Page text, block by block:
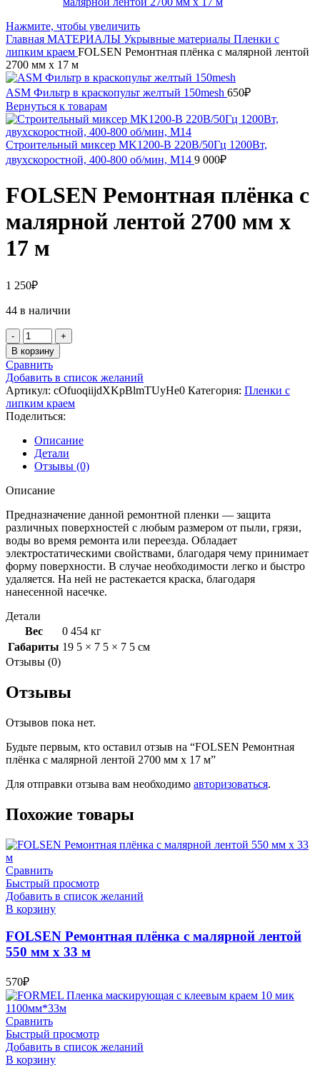
Нажмите, чтобы увеличить
Главная МАТЕРИАЛЫ Укрывные материалы Пленки с
липким краем FOLSEN Ремонтная плёнка с малярной лентой
2700 мм х 17 м
ASM Фильтр в краскопульт желтый 150mesh 650₽
Вернуться к товарам
Строительный миксер MK1200-B 220В/50Гц 1200Вт,
двухскоростной, 400-800 об/мин, М14 9 000₽
FOLSEN Ремонтная плёнка с
малярной лентой 2700 мм х
17 м
1 250₽
44 в наличии
В корзину
Сравнить
Добавить в список желаний
Артикул: cOfuoqiijdXKpBlmTUyHe0 Категория: Пленки с
липким краем
Поделиться:
Описание
Детали
Отзывы (0)
Описание
Предназначение данной ремонтной пленки — защита
различных поверхностей с любым размером от пыли, грязи,
воды во время ремонта или переезда. Обладает
электростатическими свойствами, благодаря чему принимает
форму поверхности. В случае необходимости легко и быстро
удаляется. На ней не растекается краска, благодаря
нанесенной насечке.
Детали
Вес
0 454 кг
Габариты 19 5 × 7 5 × 7 5 см
Отзывы (0)
Отзывы
Отзывов пока нет.
Будьте первым, кто оставил отзыв на “FOLSEN Ремонтная
плёнка с малярной лентой 2700 мм х 17 м”
Для отправки отзыва вам необходимо авторизоваться.
Похожие товары
Сравнить
Быстрый просмотр
Добавить в список желаний
В корзину
FOLSEN Ремонтная плёнка с малярной лентой
550 мм х 33 м
570₽
Сравнить
Быстрый просмотр
Добавить в список желаний
В корзину